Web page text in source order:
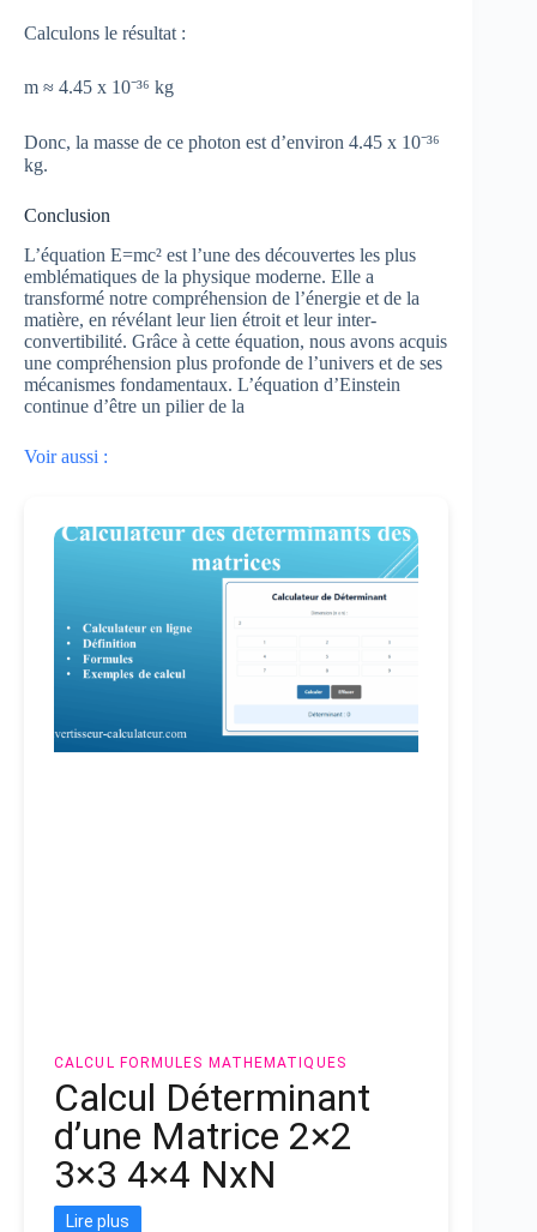
Calculons le résultat :
m ≈ 4.45 x 10⁻³⁶ kg
Donc, la masse de ce photon est d’environ 4.45 x 10⁻³⁶
kg.
Conclusion
L’équation E=mc² est l’une des découvertes les plus
emblématiques de la physique moderne. Elle a
transformé notre compréhension de l’énergie et de la
matière, en révélant leur lien étroit et leur inter-
convertibilité. Grâce à cette équation, nous avons acquis
une compréhension plus profonde de l’univers et de ses
mécanismes fondamentaux. L’équation d’Einstein
continue d’être un pilier de la
Voir aussi :
CALCUL FORMULES MATHEMATIQUES
Calcul Déterminant
d’une Matrice 2×2
3×3 4×4 NxN
Lire plus